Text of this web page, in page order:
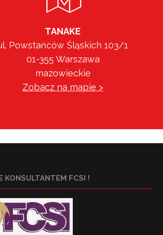
TANAKE
Powstańców Śląskich 103/1
01-355 Warszawa
mazowieckie
Zobacz na mapie >
KONSULTANTEM FCSI !